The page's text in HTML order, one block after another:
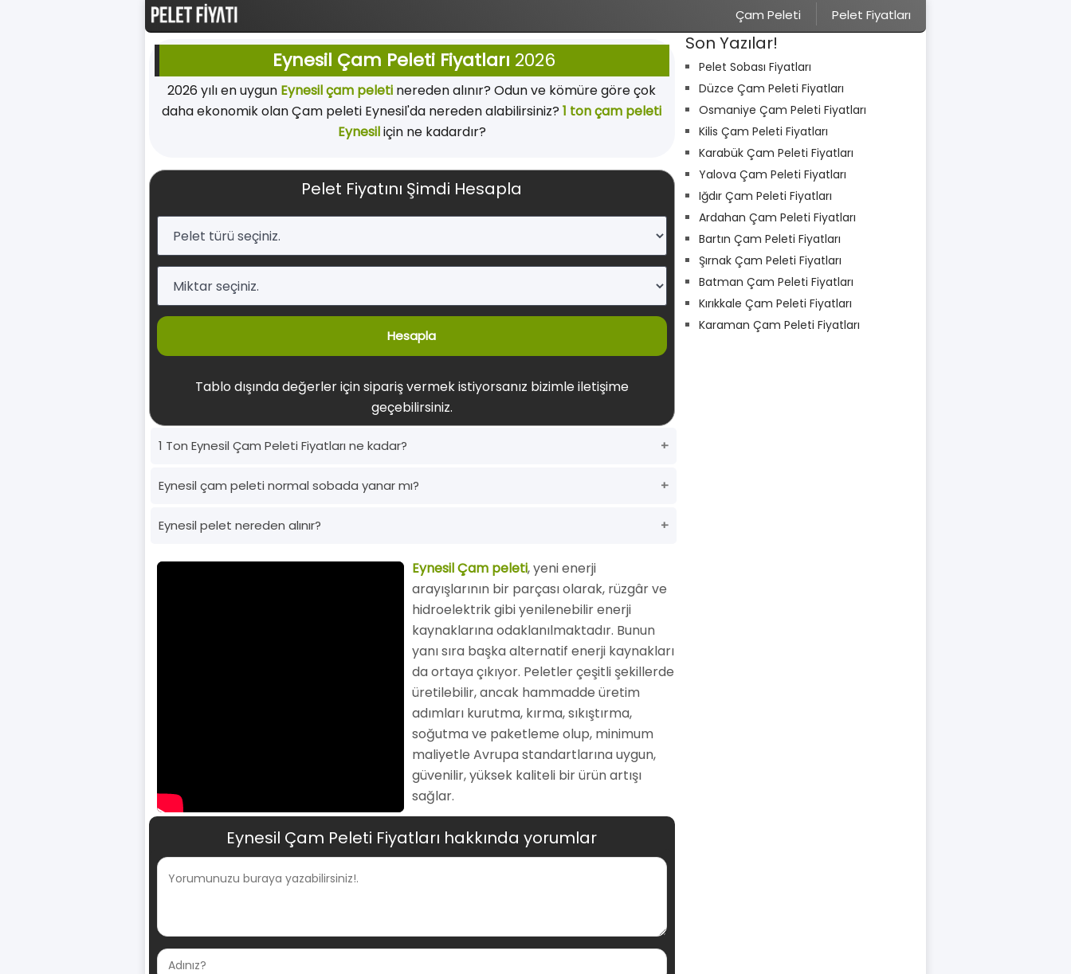
Çam Peleti Pelet Fiyatları
Eynesil Çam Peleti Fiyatları 2026
2026 yılı en uygun Eynesil çam peleti nereden alınır? Odun ve kömüre göre çok
daha ekonomik olan Çam peleti Eynesil'da nereden alabilirsiniz?1 ton çam peleti
Eynesiliçin ne kadardır?
Pelet Fiyatını Şimdi Hesapla
Hesapla
Tablo dışında değerler için sipariş vermek istiyorsanız bizimle iletişime
geçebilirsiniz.
1 Ton Eynesil Çam Peleti Fiyatları ne kadar?
Eynesil çam peleti normal sobada yanar mı?
Eynesil pelet nereden alınır?
Eynesil Çam peleti, yeni enerji
arayışlarının bir parçası olarak, rüzgâr ve
hidroelektrik gibi yenilenebilir enerji
kaynaklarına odaklanılmaktadır. Bunun
yanı sıra başka alternatif enerji kaynakları
da ortaya çıkıyor. Peletler çeşitli şekillerde
üretilebilir, ancak hammadde üretim
adımları kurutma, kırma, sıkıştırma,
soğutma ve paketleme olup, minimum
maliyetle Avrupa standartlarına uygun,
güvenilir, yüksek kaliteli bir ürün artışı
sağlar.
Eynesil Çam Peleti Fiyatları hakkında yorumlar
Son Yazılar!
Pelet Sobası Fiyatları
Düzce Çam Peleti Fiyatları
Osmaniye Çam Peleti Fiyatları
Kilis Çam Peleti Fiyatları
Karabük Çam Peleti Fiyatları
Yalova Çam Peleti Fiyatları
Iğdır Çam Peleti Fiyatları
Ardahan Çam Peleti Fiyatları
Bartın Çam Peleti Fiyatları
Şırnak Çam Peleti Fiyatları
Batman Çam Peleti Fiyatları
Kırıkkale Çam Peleti Fiyatları
Karaman Çam Peleti Fiyatları